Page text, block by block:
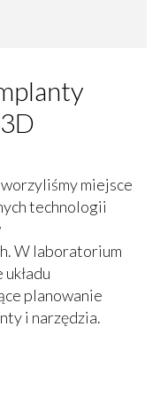
miejsce
technologii
W laboratorium
planowanie
i narzędzia.